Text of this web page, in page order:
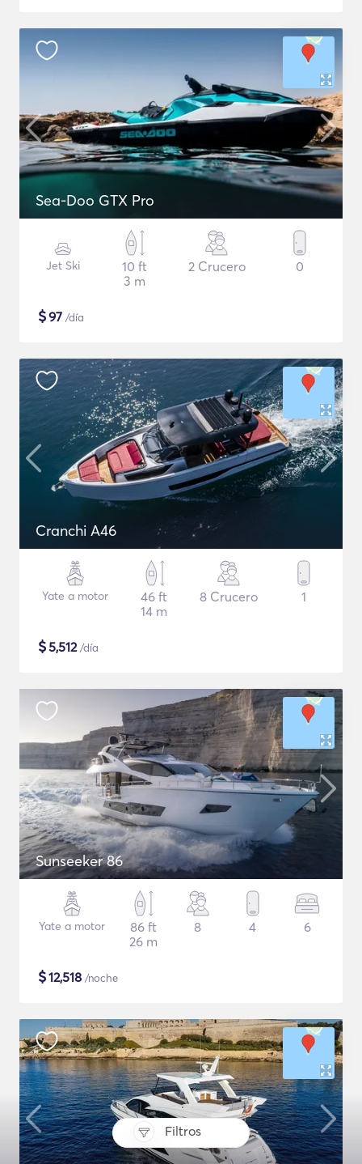
Filtros
Sea-Doo GTX Pro
Jet Ski
10 ft
3 m
2 Crucero 0
$97 /día
Cranchi A46
Yate a motor
46 ft
14 m
8 Crucero 1
$5,512/día
Sunseeker 86
Yate a motor
86 ft
26 m
8 4 6
$12,518 /noche